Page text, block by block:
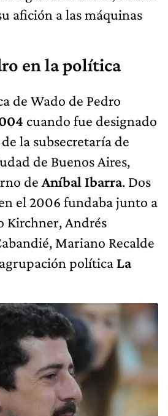
afición a las máquinas
en la política
de Wado de Pedro
cuando fue designado
la subsecretaría de
de Buenos Aires,
de Aníbal Ibarra. Dos
el 2006 fundaba junto a
Kirchner, Andrés
Mariano Recalde
política La